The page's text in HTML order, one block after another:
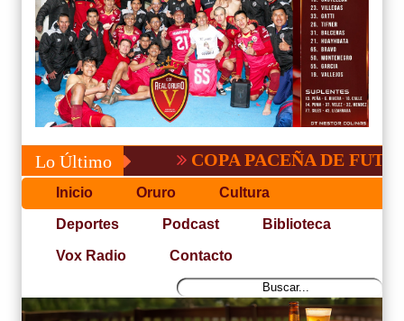
Lo Último COPA PACEÑA DE FUTBOL
Inicio Oruro Cultura
Deportes Podcast Biblioteca
Vox Radio Contacto